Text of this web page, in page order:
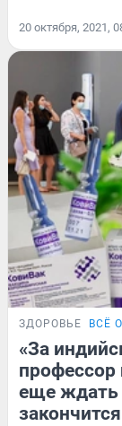
20 октября, 2021,
ЗДОРОВЬЕ ВСЁ
«За
профессор
еще ждать